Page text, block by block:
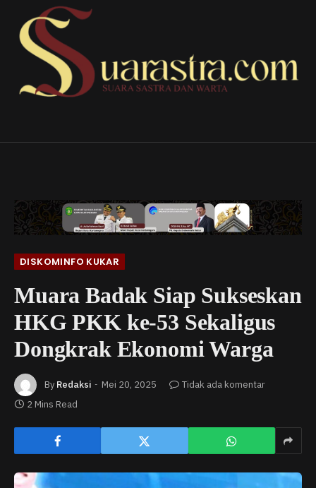
DISKOMINFO KUKAR
Muara Badak Siap Sukseskan
HKG PKK ke-53 Sekaligus
Dongkrak Ekonomi Warga
By Redaksi Mei 20, 2025
Tidak ada komentar
2 Mins Read